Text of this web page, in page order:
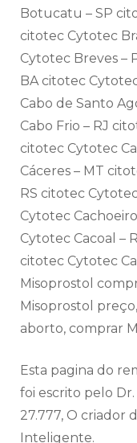
Botucatu – SP
citotec Cytotec
Cytotec Breves –
BA citotec
Cabo de Santo
Cabo Frio – RJ
citotec Cytotec
Cáceres – MT
RS citotec
Cytotec
Cytotec Cacoal –
citotec Cytotec
Misoprostol
Misoprostol
aborto, comprar
Esta pagina do
foi escrito pelo
27.777, O criador
Inteligente.